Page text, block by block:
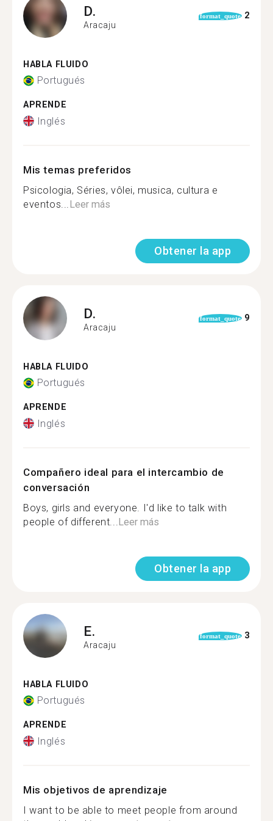
D.
Aracaju
format_quote 2
HABLA FLUIDO
Portugués
APRENDE
Inglés
Mis temas preferidos
Psicologia, Séries, vôlei, musica, cultura e
eventos... Leer más
Obtener la app
D.
Aracaju
format_quote 9
HABLA FLUIDO
Portugués
APRENDE
Inglés
Compañero ideal para el intercambio de
conversación
Boys, girls and everyone. I'd like to talk with
people of different... Leer más
Obtener la app
E.
Aracaju
format_quote 3
HABLA FLUIDO
Portugués
APRENDE
Inglés
Mis objetivos de aprendizaje
I want to be able to meet people from around